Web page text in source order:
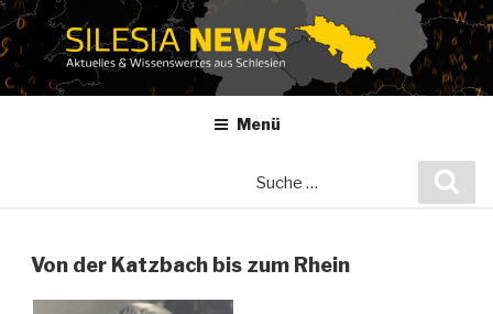
Zum
Inhalt
springen
Menü
Von der Katzbach bis zum Rhein